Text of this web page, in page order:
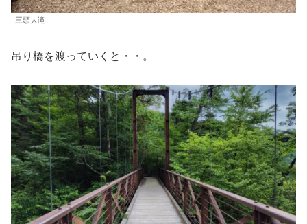
三頭大滝
吊り橋を渡っていくと・・。